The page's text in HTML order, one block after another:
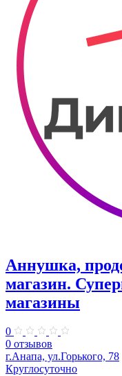
Аннушка,
магазин.
магазины
0
0 отзывов
г.Анапа, ул.Горького, 78
Круглосуточно